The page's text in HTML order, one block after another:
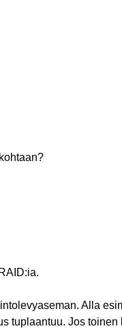
Alla
tuplaantuu. Jos